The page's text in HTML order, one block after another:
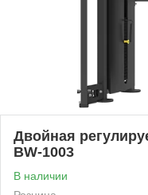
Двойная
BW-1003
В наличии